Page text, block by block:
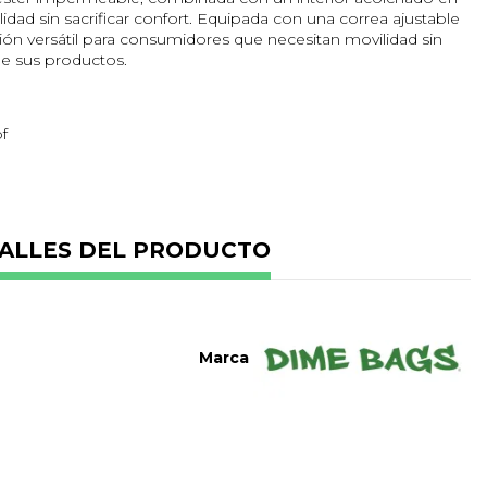
sin sacrificar confort. Equipada con una correa ajustable
versátil para consumidores que necesitan movilidad sin
sus productos.
numérico
DEL PRODUCTO
Marca